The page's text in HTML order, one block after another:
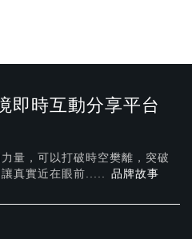
即時互動分享平台
量，可以打破時空樊離，突破
讓真實近在眼前..... 品牌故事